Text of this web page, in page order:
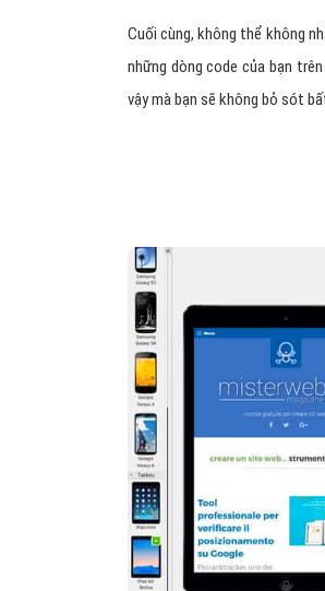
Cuối cùng, không thể không
những dòng code của bạn
vậy mà bạn sẽ không bỏ sót